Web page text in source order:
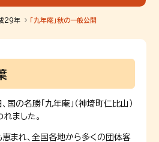
29年 「九年庵」秋の一般公開
の名勝「九年庵」（神埼町仁比山）
ました。
まれ、全国各地から多くの団体客